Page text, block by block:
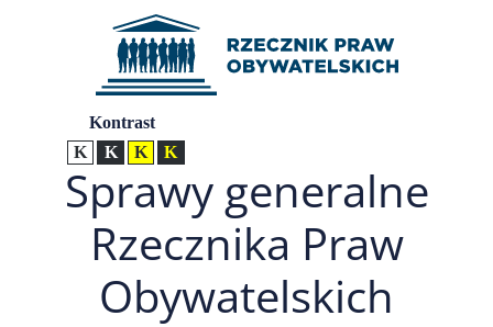
Przejdź do menu głównego (nacisnij Enter)
Przejdź do treści (nacisnij Enter)
Przejdź do mapy serwisu (nacisnij Enter)
UstawieniaKontrast
Kontrast normalny
Kontrast biały tekst na czarnym
Kontrast czarny tekst na żółtym
Sprawy generalne
Rzecznika Praw
Obywatelskich